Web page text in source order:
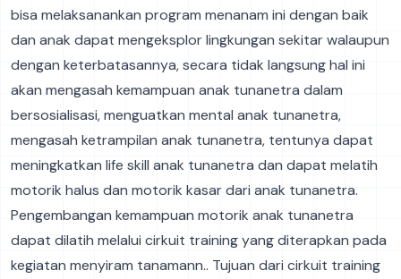
bisa melaksanankan program menanam ini dengan baik
dan anak dapat mengeksplor lingkungan sekitar walaupun
dengan keterbatasannya, secara tidak langsung hal ini
akan mengasah kemampuan anak tunanetra dalam
bersosialisasi, menguatkan mental anak tunanetra,
mengasah ketrampilan anak tunanetra, tentunya dapat
meningkatkan life skill anak tunanetra dan dapat melatih
motorik halus dan motorik kasar dari anak tunanetra.
Pengembangan kemampuan motorik anak tunanetra
dapat dilatih melalui cirkuit training yang diterapkan pada
kegiatan menyiram tanamann.. Tujuan dari cirkuit training